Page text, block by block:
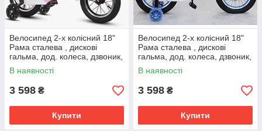
Велосипед 2-х колісний 18"
Рама сталева , дискові
гальма, дод. колеса, дзвоник,
бутилочка, корзинка
В наявності
3 598 ₴
Купити
Велосипед 2-х колісний 18"
Рама сталева , дискові
гальма, дод. колеса, дзвоник,
бутилочка, корзинка
В наявності
3 598 ₴
Купити